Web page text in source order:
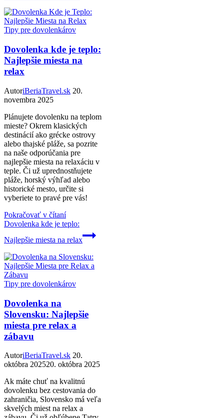
Tipy pre dovolenkárov
Dovolenka kde je teplo:
Najlepšie miesta na
relax
AutoriBeriaTravel.sk 20.
novembra 2025
Plánujete dovolenku na teplom
mieste? Okrem klasických
destinácií ako grécke ostrovy
alebo thajské pláže, sa pozrite
na naše odporúčania pre
najlepšie miesta na relaxáciu v
teple. Či už uprednostňujete
pláže, horský výhľad alebo
historické mesto, určite si
vyberiete to pravé pre vás!
Pokračovať v čítaní
Dovolenka kde je teplo:
Najlepšie miesta na relax
Tipy pre dovolenkárov
Dovolenka na
Slovensku: Najlepšie
miesta pre relax a
zábavu
AutoriBeriaTravel.sk 20.
októbra 202520. októbra 2025
Ak máte chuť na kvalitnú
dovolenku bez cestovania do
zahraničia, Slovensko má veľa
skvelých miest na relax a